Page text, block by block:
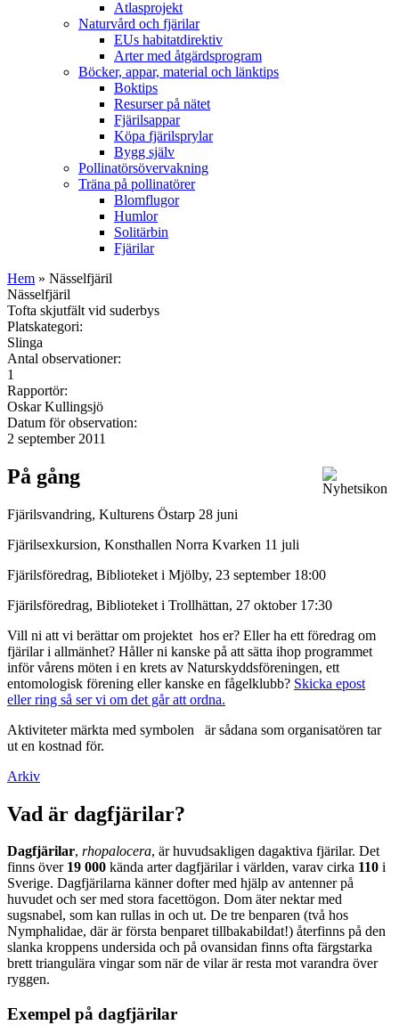
Atlasprojekt
Naturvård och fjärilar
EUs habitatdirektiv
Arter med åtgärdsprogram
Böcker, appar, material och länktips
Boktips
Resurser på nätet
Fjärilsappar
Köpa fjärilsprylar
Bygg själv
Pollinatörsövervakning
Träna på pollinatörer
Blomflugor
Humlor
Solitärbin
Fjärilar
Hem » Nässelfjäril
Nässelfjäril
Tofta skjutfält vid suderbys
Platskategori:
Slinga
Antal observationer:
1
Rapportör:
Oskar Kullingsjö
Datum för observation:
2 september 2011
På gång
Fjärilsvandring, Kulturens Östarp 28 juni
Fjärilsexkursion, Konsthallen Norra Kvarken 11 juli
Fjärilsföredrag, Biblioteket i Mjölby, 23 september 18:00
Fjärilsföredrag, Biblioteket i Trollhättan, 27 oktober 17:30
Vill ni att vi berättar om projektet hos er? Eller ha ett föredrag om
fjärilar i allmänhet? Håller ni kanske på att sätta ihop programmet
inför vårens möten i en krets av Naturskyddsföreningen, ett
entomologisk förening eller kanske en fågelklubb? Skicka epost
eller ring så ser vi om det går att ordna.
Aktiviteter märkta med symbolen
är sådana som organisatören tar
ut en kostnad för.
Arkiv
Vad är dagfjärilar?
Dagfjärilar, rhopalocera, är huvudsakligen dagaktiva fjärilar. Det
finns över 19 000 kända arter dagfjärilar i världen, varav cirka 110 i
Sverige. Dagfjärilarna känner dofter med hjälp av antenner på
huvudet och ser med stora facettögon. Dom äter nektar med
sugsnabel, som kan rullas in och ut. De tre benparen (två hos
Nymphalidae, där är första benparet tillbakabildat!) återfinns på den
slanka kroppens undersida och på ovansidan finns ofta färgstarka
brett triangulära vingar som när de vilar är resta mot varandra över
ryggen.
Exempel på dagfjärilar